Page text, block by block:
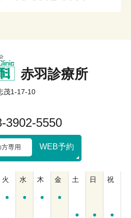
赤羽診療所
茂1-17-10
3902-5550
専用 WEB予約
火 水 木 金 土 日 祝
● ● ● ●
● ● ●